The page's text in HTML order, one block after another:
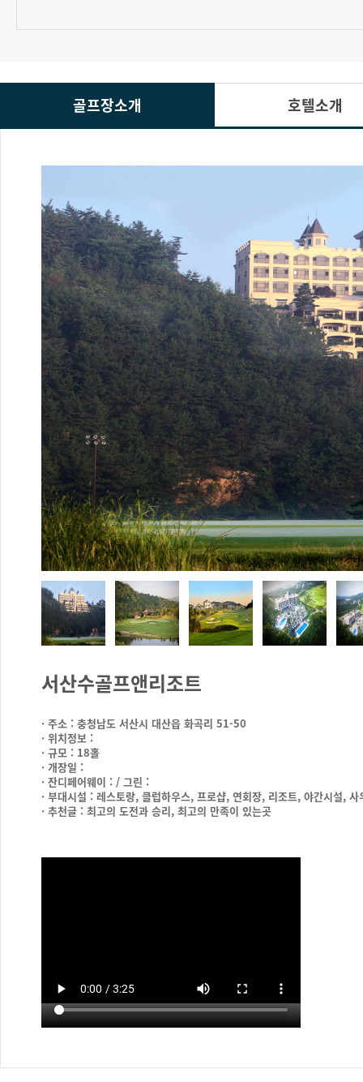
골프장소개 호텔소개
서산수골프앤리조트
· 주소 : 충청남도 서산시 대산읍 화곡리 51-50
· 위치정보 :
· 규모 : 18홀
· 개장일 :
· 잔디페어웨이 : / 그린 :
· 부대시설 : 레스토랑, 클럽하우스, 프로샵, 연회장, 리조트, 야간시설, 사
· 추천글 : 최고의 도전과 승리, 최고의 만족이 있는곳